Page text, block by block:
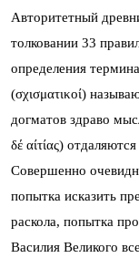
Авторитетный
толковании 33
определения
(σχισματικοί)
догматов здраво
δέ αίτίας)
Совершенно
попытка исказить
раскола, попытка
Василия Великого